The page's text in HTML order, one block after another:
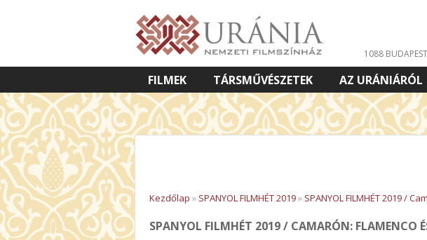
1088
FILMEK TÁRSMŰVÉSZETEK AZ URÁNIÁRÓL
VETÍTETT KÉPES ELŐADÁSOK
Kezdőlap » SPANYOL FILMHÉT 2019» SPANYOL FILMHÉT 2019 /
SPANYOL FILMHÉT 2019 / CAMARÓN: FLAMENCO